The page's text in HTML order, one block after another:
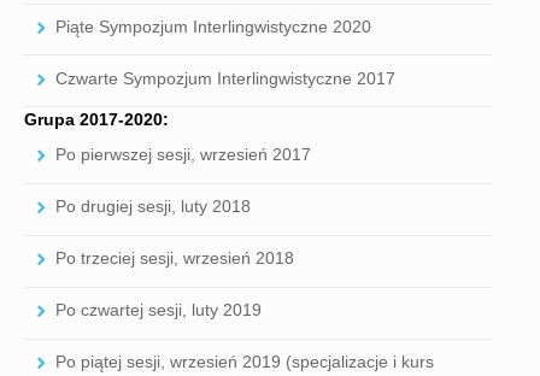
Piąte Sympozjum Interlingwistyczne 2020
Czwarte Sympozjum Interlingwistyczne 2017
Grupa 2017-2020:
Po pierwszej sesji, wrzesień 2017
Po drugiej sesji, luty 2018
Po trzeciej sesji, wrzesień 2018
Po czwartej sesji, luty 2019
Po piątej sesji, wrzesień 2019 (specjalizacje i kurs